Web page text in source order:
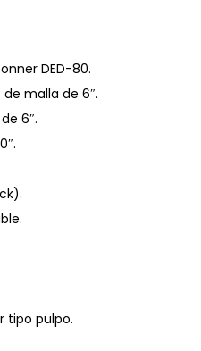
DED-80.
malla de 6″.
6″.
tipo pulpo.